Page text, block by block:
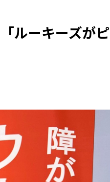
ルーキーズがピ